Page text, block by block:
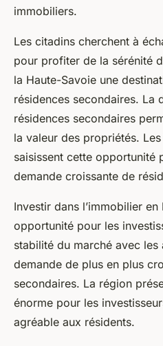
immobiliers.
Les citadins cherchent à
pour profiter de la sérénité
la Haute-Savoie une
résidences secondaires. La
résidences secondaires
la valeur des propriétés.
saisissent cette opportunité
demande croissante de
Investir dans l’immobilier
opportunité pour les
stabilité du marché avec
demande de plus en plus
secondaires. La région
énorme pour les
agréable aux résidents.